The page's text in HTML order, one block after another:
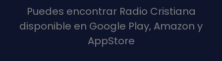
Puedes encontrar Radio Cristiana
disponible en Google Play, Amazon y
AppStore